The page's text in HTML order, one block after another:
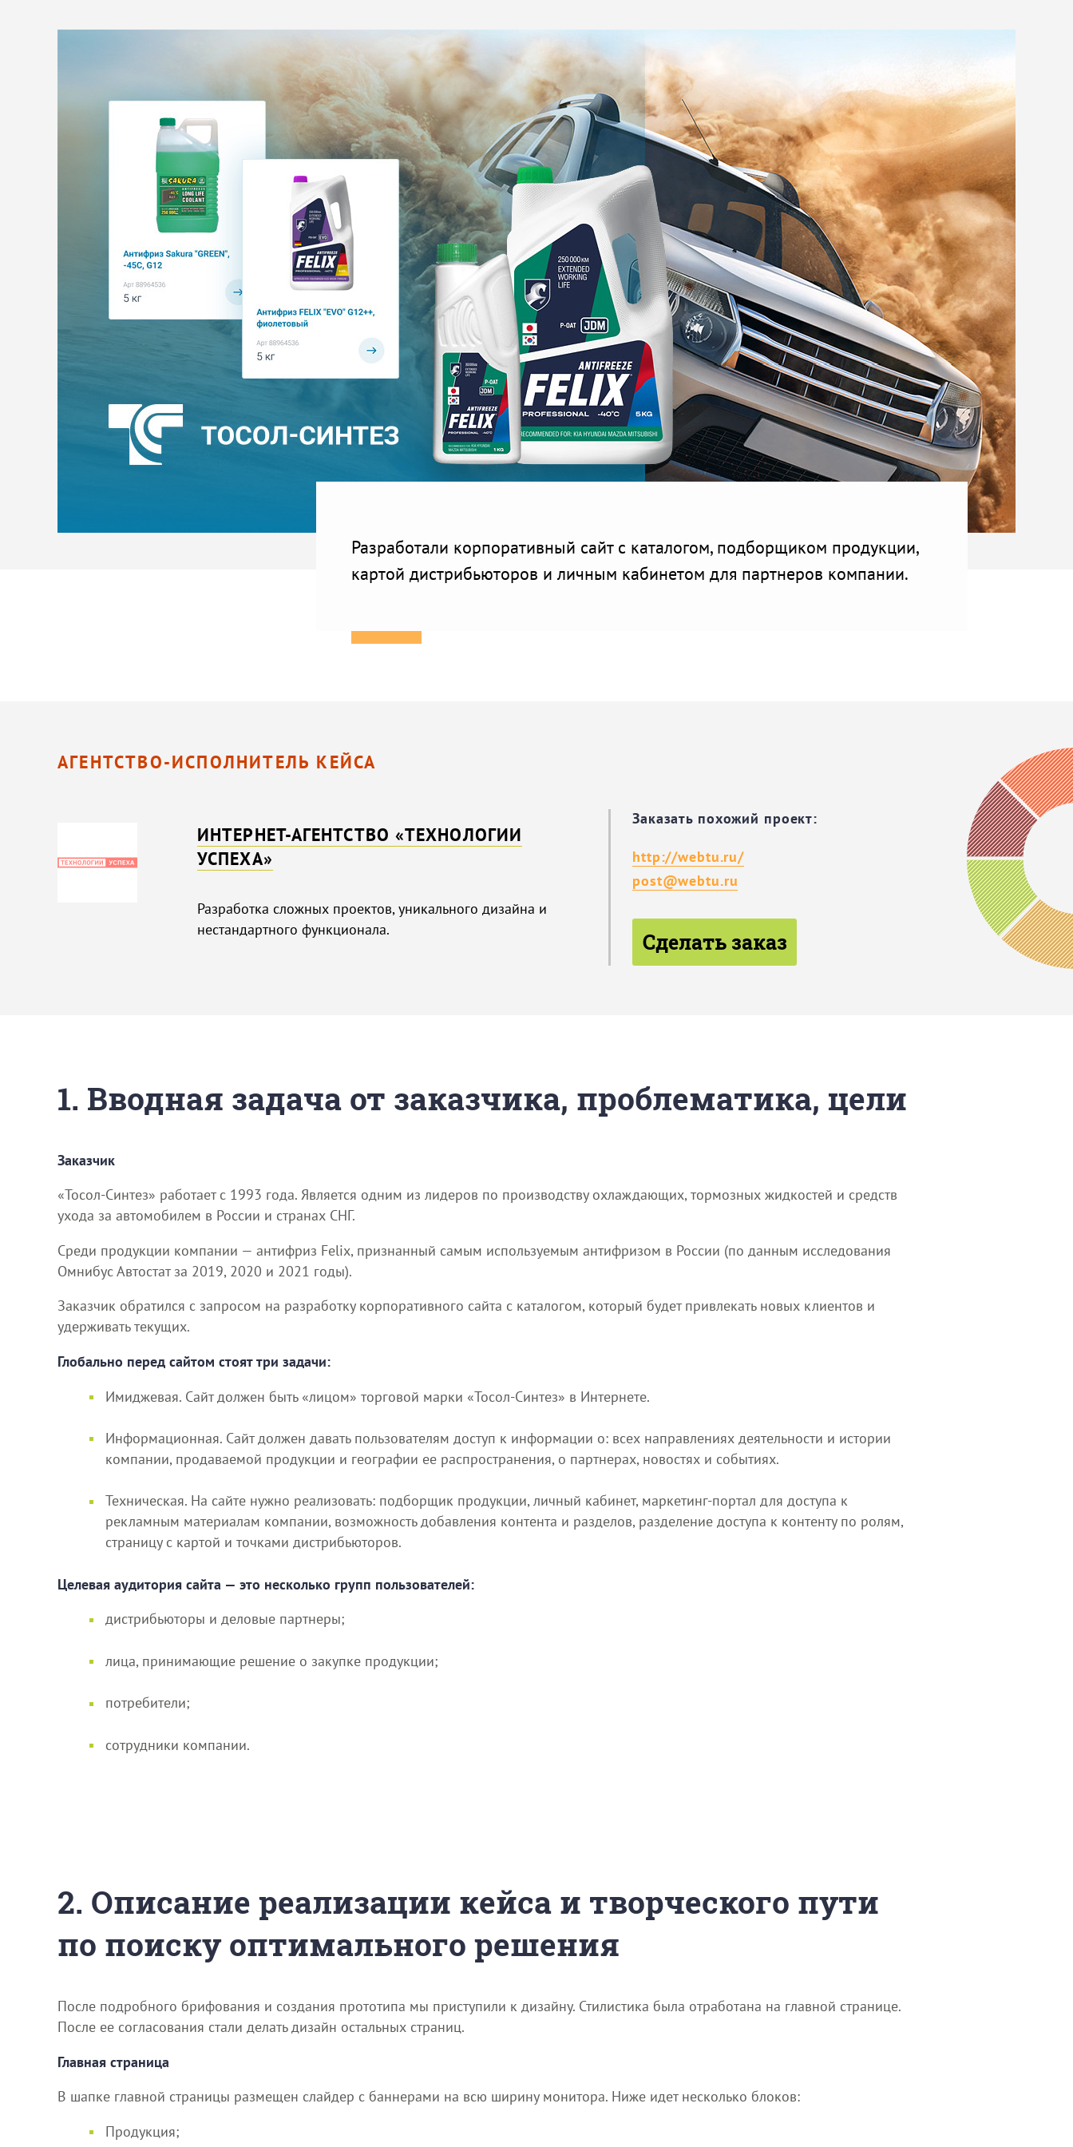
Разработали корпоративный сайт с каталогом, подборщиком продукции,
картой дистрибьюторов и личным кабинетом для партнеров компании.
АГЕНТСТВО-ИСПОЛНИТЕЛЬ КЕЙСА
ИНТЕРНЕТ-АГЕНТСТВО «ТЕХНОЛОГИИ
УСПЕХА»
Разработка сложных проектов, уникального дизайна и
нестандартного функционала.
Заказать похожий проект:
http://webtu.ru/
post@webtu.ru
Сделать заказ
1. Вводная задача от заказчика, проблематика, цели
Заказчик
«Тосол-Синтез» работает с 1993 года. Является одним из лидеров по производству охлаждающих, тормозных жидкостей и средств
ухода за автомобилем в России и странах СНГ.
Среди продукции компании — антифриз Felix, признанный самым используемым антифризом в России (по данным исследования
Омнибус Автостат за 2019, 2020 и 2021 годы).
Заказчик обратился с запросом на разработку корпоративного сайта с каталогом, который будет привлекать новых клиентов и
удерживать текущих.
Глобально перед сайтом стоят три задачи:
Имиджевая. Сайт должен быть «лицом» торговой марки «Тосол-Синтез» в Интернете.
Информационная. Сайт должен давать пользователям доступ к информации о: всех направлениях деятельности и истории
компании, продаваемой продукции и географии ее распространения, о партнерах, новостях и событиях.
Техническая. На сайте нужно реализовать: подборщик продукции, личный кабинет, маркетинг-портал для доступа к
рекламным материалам компании, возможность добавления контента и разделов, разделение доступа к контенту по ролям,
страницу с картой и точками дистрибьюторов.
Целевая аудитория сайта — это несколько групп пользователей:
дистрибьюторы и деловые партнеры;
лица, принимающие решение о закупке продукции;
потребители;
сотрудники компании.
2. Описание реализации кейса и творческого пути
по поиску оптимального решения
После подробного брифования и создания прототипа мы приступили к дизайну. Стилистика была отработана на главной странице.
После ее согласования стали делать дизайн остальных страниц.
Главная страница
В шапке главной страницы размещен слайдер с баннерами на всю ширину монитора. Ниже идет несколько блоков:
Продукция;